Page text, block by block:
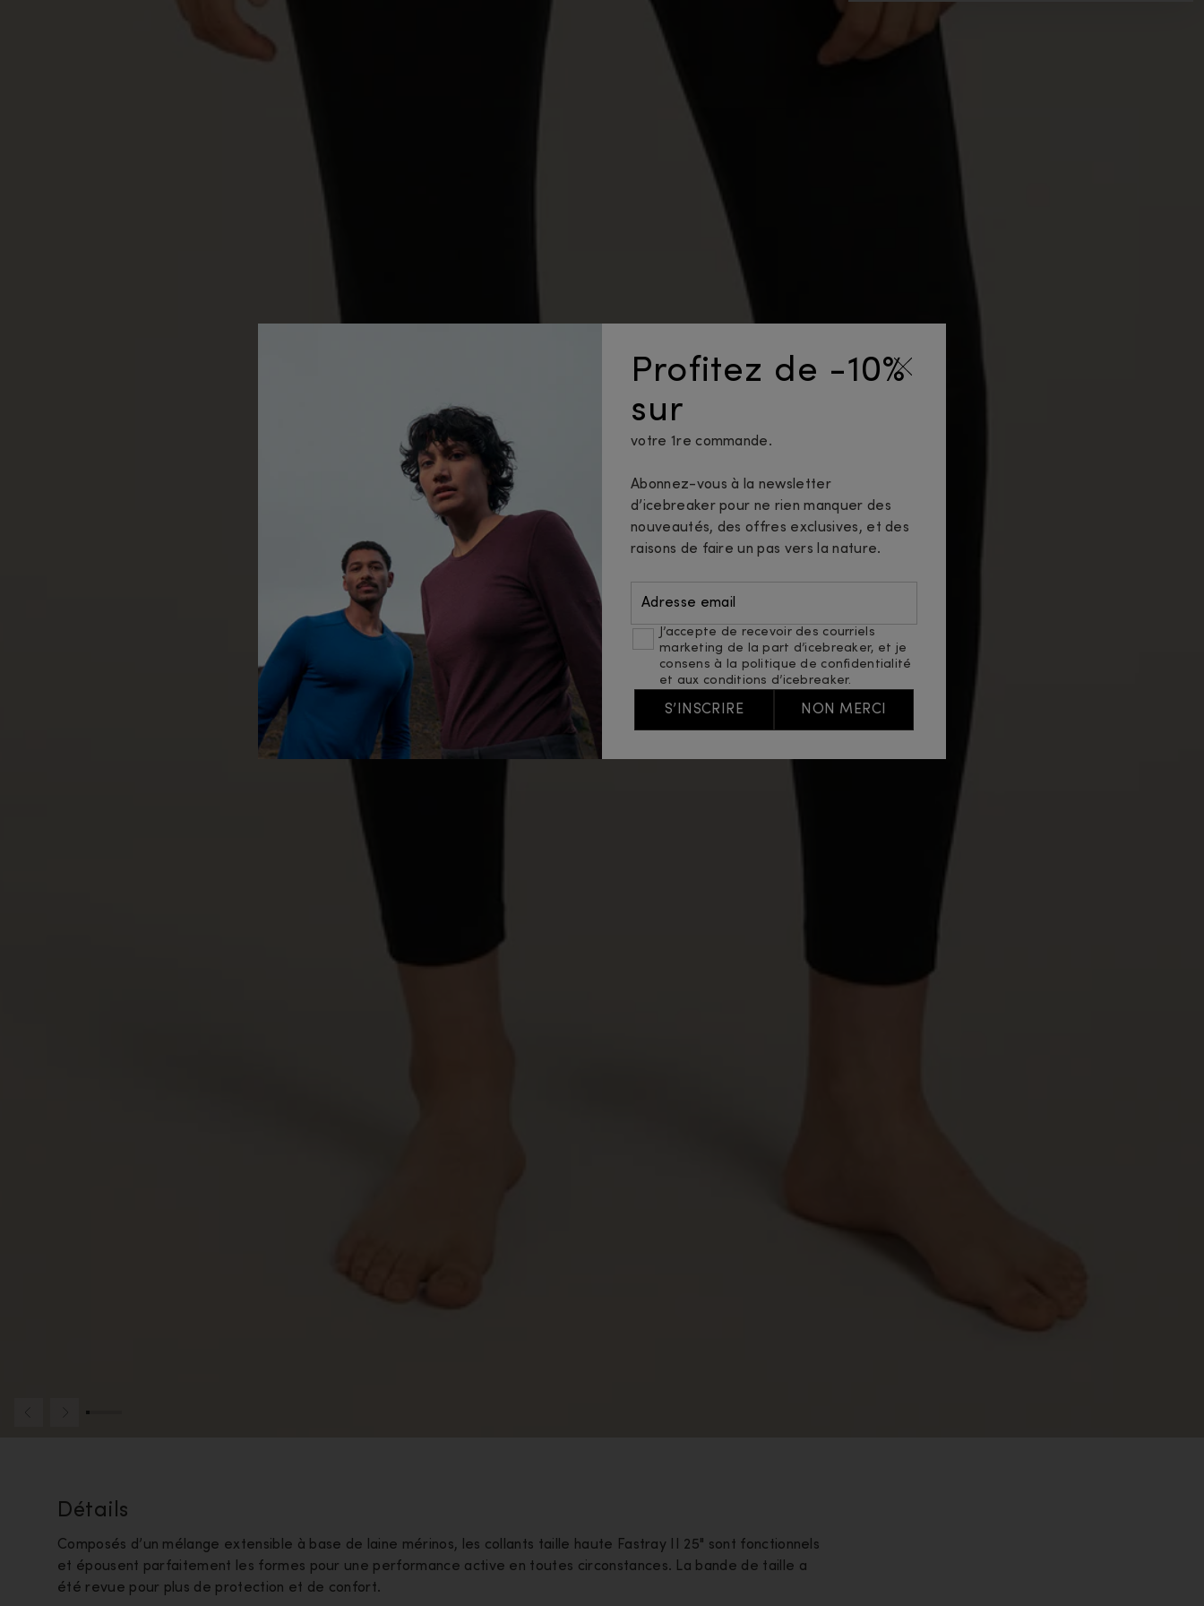
Détails
Composés d’un mélange extensible à base de laine mérinos, les collants taille haute Fastray II 25" sont fonctionnels
et épousent parfaitement les formes pour une performance active en toutes circonstances. La bande de taille a
été revue pour plus de protection et de confort.
Profitez de -10%
sur
votre 1re commande.
Abonnez-vous à la newsletter
d’icebreaker pour ne rien manquer des
nouveautés, des offres exclusives, et des
raisons de faire un pas vers la nature.
Adresse email
J’accepte de recevoir des courriels
marketing de la part d’icebreaker, et je
consens à
la politique de confidentialité
et aux conditions d’icebreaker.
S’INSCRIRE NON MERCI